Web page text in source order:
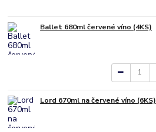
Ballet 680ml červené víno (4KS)
Lord 670ml na červené víno (6KS)